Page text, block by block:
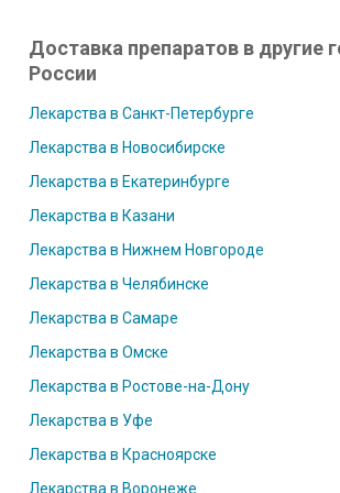
Доставка препаратов в другие
России
Лекарства в Санкт-Петербурге
Лекарства в Новосибирске
Лекарства в Екатеринбурге
Лекарства в Казани
Лекарства в Нижнем Новгороде
Лекарства в Челябинске
Лекарства в Самаре
Лекарства в Омске
Лекарства в Ростове-на-Дону
Лекарства в Уфе
Лекарства в Красноярске
Лекарства в Воронеже